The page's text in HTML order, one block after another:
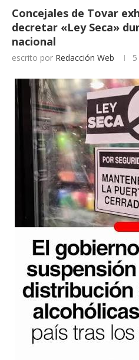
Concejales de Tovar
decretar «Ley Seca»
nacional
escrito por Redacción Web